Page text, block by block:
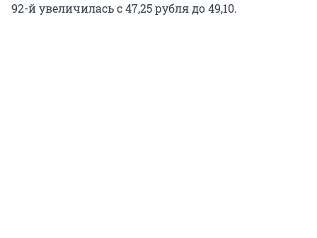
92-й увеличилась с 47,25 рубля до 49,10.